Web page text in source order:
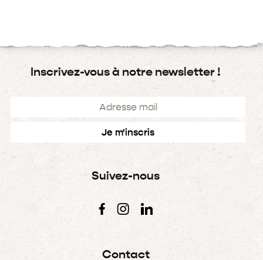
Inscrivez-vous à notre newsletter !
Suivez-nous
Contact